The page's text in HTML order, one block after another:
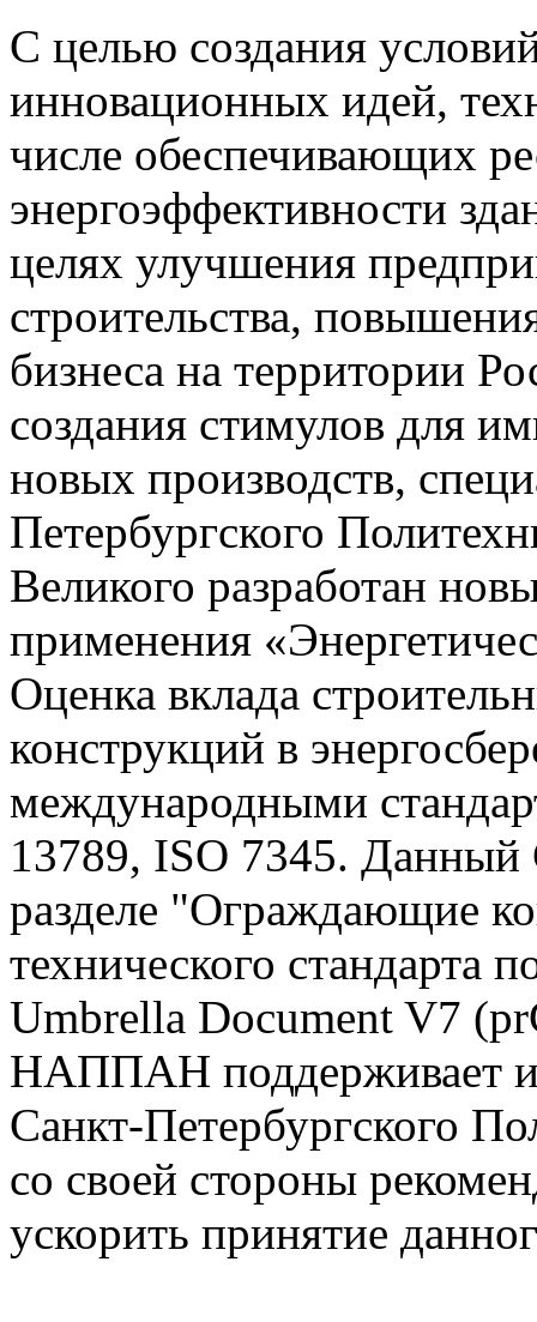
С целью создания
инновационных идей,
числе обеспечивающих
энергоэффективности
целях улучшения
строительства,
бизнеса на территории
создания стимулов для
новых производств,
Петербургского
Великого разработан
применения
Оценка вклада
конструкций в
международными
13789, ISO 7345. Данный
разделе "Ограждающие
технического стандарта
Umbrella Document V7
НАППАН поддерживает
Санкт-Петербургского
со своей стороны
ускорить принятие